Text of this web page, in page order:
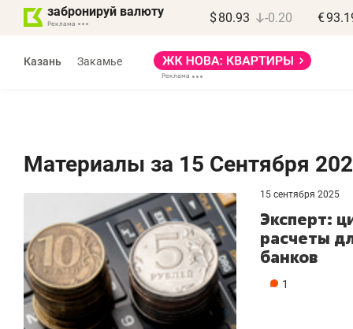
забронируй валюту $ 80.93 -0.20 €
Казань Закамье
Материалы за 15 Сентября
15 сентября 2025
Эксперт:
расчеты
банков
1